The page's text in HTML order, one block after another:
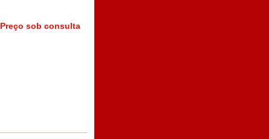
Preço sob consulta